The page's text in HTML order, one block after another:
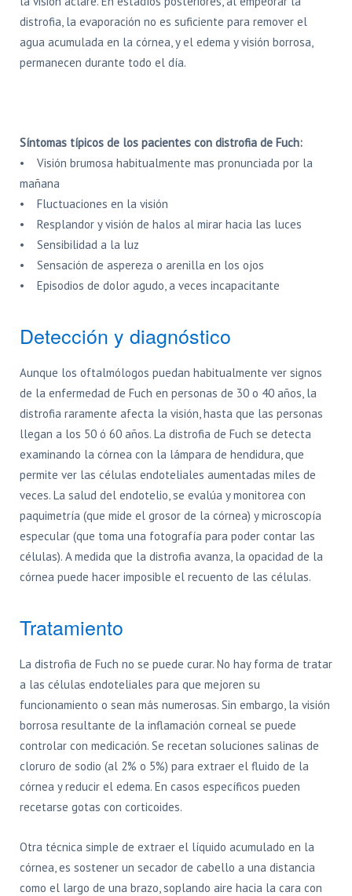
distrofia, la evaporación no es suficiente para remover el
agua acumulada en la córnea, y el edema y visión borrosa,
permanecen durante todo el día.
Síntomas típicos de los pacientes con distrofia de Fuch:
• Visión brumosa habitualmente mas pronunciada por la
mañana
• Fluctuaciones en la visión
• Resplandor y visión de halos al mirar hacia las luces
• Sensibilidad a la luz
• Sensación de aspereza o arenilla en los ojos
• Episodios de dolor agudo, a veces incapacitante
Detección y diagnóstico
Aunque los oftalmólogos puedan habitualmente ver signos
de la enfermedad de Fuch en personas de 30 o 40 años, la
distrofia raramente afecta la visión, hasta que las personas
llegan a los 50 ó 60 años. La distrofia de Fuch se detecta
examinando la córnea con la lámpara de hendidura, que
permite ver las células endoteliales aumentadas miles de
veces. La salud del endotelio, se evalúa y monitorea con
paquimetría (que mide el grosor de la córnea) y microscopía
especular (que toma una fotografía para poder contar las
células). A medida que la distrofia avanza, la opacidad de la
córnea puede hacer imposible el recuento de las células.
Tratamiento
La distrofia de Fuch no se puede curar. No hay forma de tratar
a las células endoteliales para que mejoren su
funcionamiento o sean más numerosas. Sin embargo, la visión
borrosa resultante de la inflamación corneal se puede
controlar con medicación. Se recetan soluciones salinas de
cloruro de sodio (al 2% o 5%) para extraer el fluido de la
córnea y reducir el edema. En casos específicos pueden
recetarse gotas con corticoides.
Otra técnica simple de extraer el líquido acumulado en la
córnea, es sostener un secador de cabello a una distancia
como el largo de una brazo, soplando aire hacia la cara con